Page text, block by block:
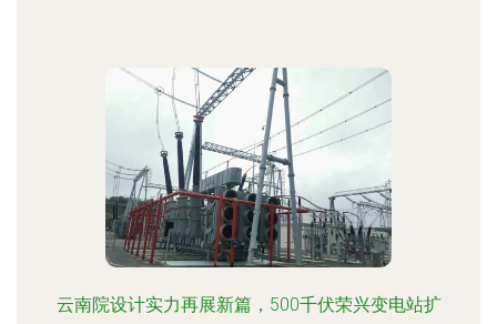
云南院设计实力再展新篇，500千伏荣兴变电站扩